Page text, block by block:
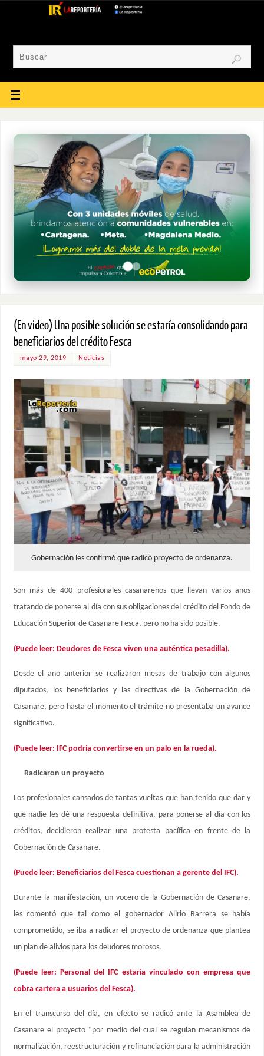
(En video) Una posible solución se estaría consolidando para
beneficiarios del crédito Fesca
mayo 29, 2019 Noticias
Gobernación les confirmó que radicó proyecto de ordenanza.
Son más de 400 profesionales casanareños que llevan varios años
tratando de ponerse al día con sus obligaciones del crédito del Fondo de
Educación Superior de Casanare Fesca, pero no ha sido posible.
(Puede leer: Deudores de Fesca viven una auténtica pesadilla).
Desde el año anterior se realizaron mesas de trabajo con algunos
diputados, los beneficiarios y las directivas de la Gobernación de
Casanare, pero hasta el momento el trámite no presentaba un avance
significativo.
(Puede leer: IFC podría convertirse en un palo en la rueda).
Radicaron un proyecto
Los profesionales cansados de tantas vueltas que han tenido que dar y
que nadie les dé una respuesta definitiva, para ponerse al día con los
créditos, decidieron realizar una protesta pacífica en frente de la
Gobernación de Casanare.
(Puede leer: Beneficiarios del Fesca cuestionan a gerente del IFC).
Durante la manifestación, un vocero de la Gobernación de Casanare,
les comentó que tal como el gobernador Alirio Barrera se había
comprometido, se iba a radicar el proyecto de ordenanza que plantea
un plan de alivios para los deudores morosos.
(Puede leer: Personal del IFC estaría vinculado con empresa que
cobra cartera a usuarios del Fesca).
En el transcurso del día, en efecto se radicó ante la Asamblea de
Casanare el proyecto “por medio del cual se regulan mecanismos de
normalización, reestructuración y refinanciación para la administración